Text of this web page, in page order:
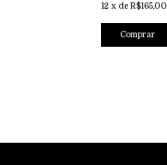
12 x de R$165,00
Comprar